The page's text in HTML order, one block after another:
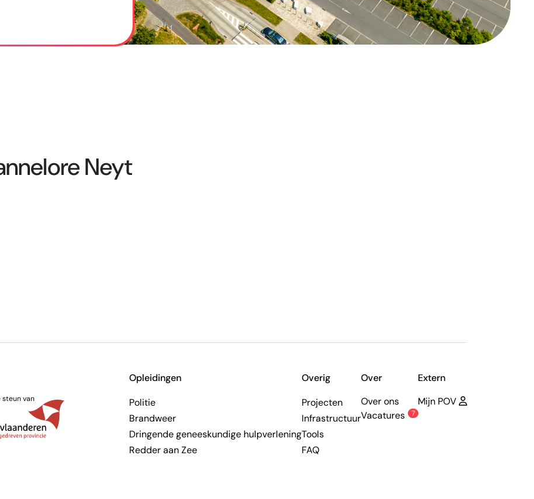
Neyt
van
Opleidingen
Politie
Brandweer
Dringende geneeskundige hulpverlening
Redder aan Zee
Overig
Projecten
Infrastructuur
Tools
FAQ
Over
Over ons
Vacatures
7
Extern
Mijn POV